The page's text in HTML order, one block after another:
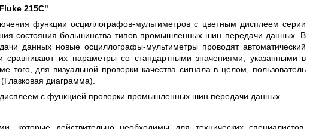
ДО 8 ГГЦ
215C"
функции осциллографов-мультиметров с цветным дисплеем серии
состояния большинства типов промышленных шин передачи данных. В
данных новые осциллографы-мультиметры проводят автоматический
сравнивают их параметры со стандартными значениями, указанными в
для визуальной проверки качества сигнала в целом, пользователь
диаграмма).
с функцией проверки промышленных шин передачи данных
действительно необходимы для технических специалистов,